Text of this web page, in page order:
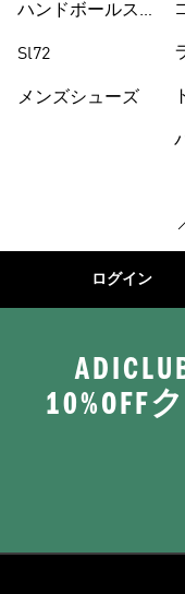
ハンドボールスペ
Sl72
メンズシューズ
ログイン